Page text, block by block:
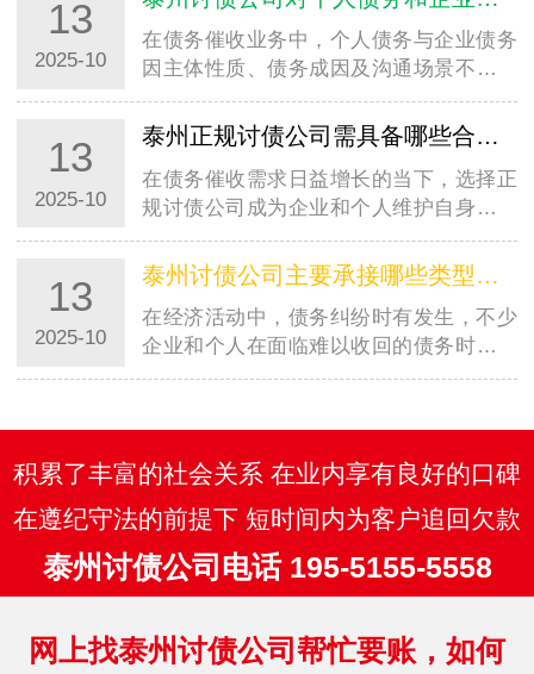
13
2025-10
在债务催收业务中，个人债务与企业债务
因主体性质、债务成因及沟通场景不同，
催收方式存在明显差异。以常州地区为
例，常州讨债公司在处理两类债务时，会
根据实际情况制定差异化策略，既保障催
收效率，…
13
2025-10
泰州正规讨债公司需具备哪些合法资质？如何辨别真伪？
在债务催收需求日益增长的当下，选择正
规讨债公司成为企业和个人维护自身权益
的关键。以常州地区为例，面对众多提供
催收服务的机构，明确常州讨债公司需具
备的合法资质、掌握辨别真伪的方法，能
有效规…
13
2025-10
泰州讨债公司主要承接哪些类型的债务催收业务？有不接的情况吗？
在经济活动中，债务纠纷时有发生，不少
企业和个人在面临难以收回的债务时，会
考虑寻求专业讨债公司的帮助。以常州地
务催收服务的机构，其业务范围有着明确
的界定…
积累了丰富的社会关系 在业内享有良好的口碑
在遵纪守法的前提下 短时间内为客户追回欠款
泰州讨债公司电话 195-5155-5558
网上找泰州讨债公司帮忙要账，如何